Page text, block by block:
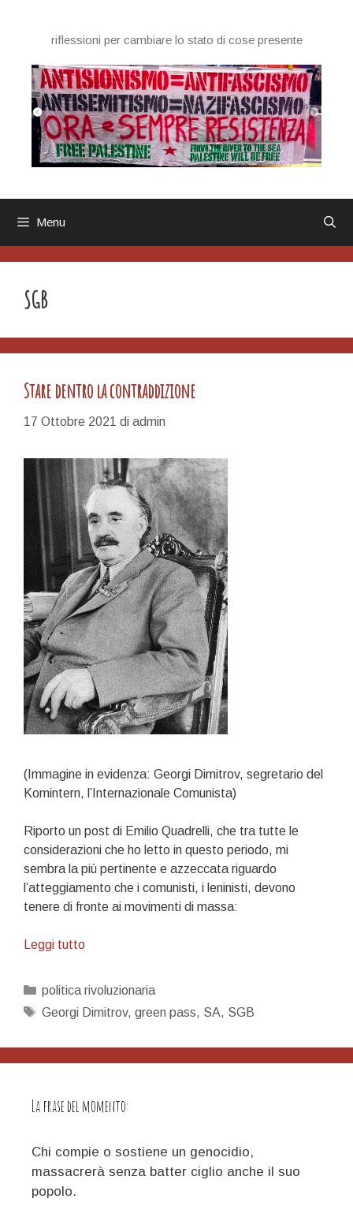
contenutoriflessioni per cambiare lo stato di cose presente
Menu
SGB
Stare dentro la contraddizione
17 Ottobre 2021 di admin
(Immagine in evidenza: Georgi Dimitrov, segretario del
Komintern, l’Internazionale Comunista)
Riporto un post di Emilio Quadrelli, che tra tutte le
considerazioni che ho letto in questo periodo, mi
sembra la più pertinente e azzeccata riguardo
l’atteggiamento che i comunisti, i leninisti, devono
tenere di fronte ai movimenti di massa:
Leggi tuttoStare
Categorie
politica rivoluzionaria
Tag
Georgi Dimitrov, green pass, SA, SGB
La frase del momento:
Chi compie o sostiene un genocidio,
massacrerà senza batter ciglio anche il suo
popolo.